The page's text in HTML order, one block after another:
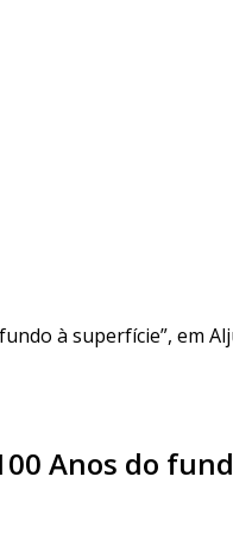
à superfície”, em
Anos do